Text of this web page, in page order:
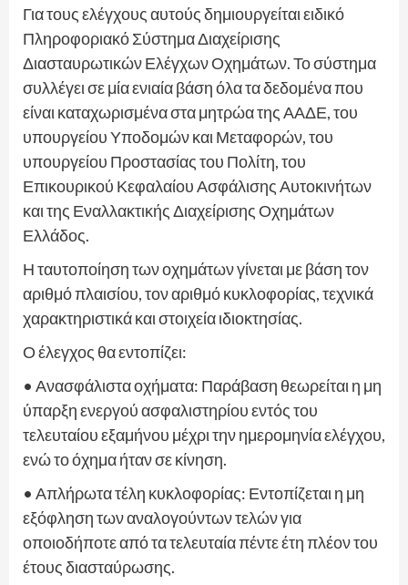
Για τους ελέγχους αυτούς δημιουργείται ειδικό
Πληροφοριακό Σύστημα Διαχείρισης
Διασταυρωτικών Ελέγχων Οχημάτων. Το σύστημα
συλλέγει σε μία ενιαία βάση όλα τα δεδομένα που
είναι καταχωρισμένα στα μητρώα της ΑΑΔΕ, του
υπουργείου Υποδομών και Μεταφορών, του
υπουργείου Προστασίας του Πολίτη, του
Επικουρικού Κεφαλαίου Ασφάλισης Αυτοκινήτων
και της Εναλλακτικής Διαχείρισης Οχημάτων
Ελλάδος.
Η ταυτοποίηση των οχημάτων γίνεται με βάση τον
αριθμό πλαισίου, τον αριθμό κυκλοφορίας, τεχνικά
χαρακτηριστικά και στοιχεία ιδιοκτησίας.
Ο έλεγχος θα εντοπίζει:
• Ανασφάλιστα οχήματα: Παράβαση θεωρείται η μη
ύπαρξη ενεργού ασφαλιστηρίου εντός του
τελευταίου εξαμήνου μέχρι την ημερομηνία ελέγχου,
ενώ το όχημα ήταν σε κίνηση.
• Απλήρωτα τέλη κυκλοφορίας: Εντοπίζεται η μη
εξόφληση των αναλογούντων τελών για
οποιοδήποτε από τα τελευταία πέντε έτη πλέον του
έτους διασταύρωσης.